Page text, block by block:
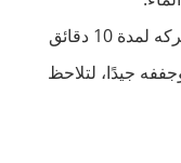
10 دقائق
جيدًا، لتلاحظ